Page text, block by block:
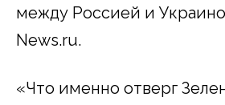
между Россией и
News.ru.
«Что именно отверг